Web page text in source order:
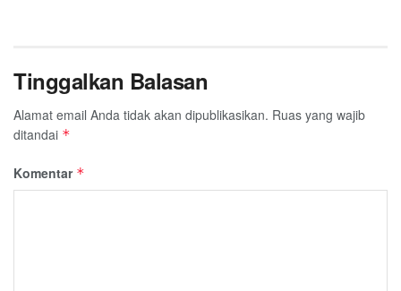
Tinggalkan Balasan
Alamat email Anda tidak akan dipublikasikan. Ruas yang wajib
ditandai *
Komentar *